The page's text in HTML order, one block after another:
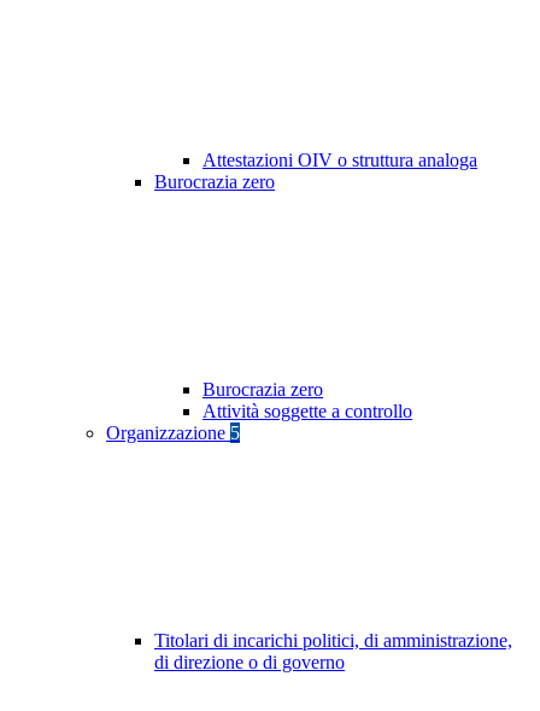
Attestazioni OIV o struttura analoga
Burocrazia zero
Burocrazia zero
Attività soggette a controllo
Organizzazione 5
Titolari di incarichi politici, di amministrazione,
di direzione o di governo